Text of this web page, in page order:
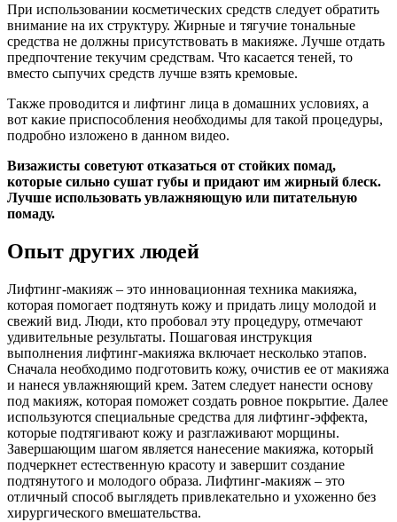
При использовании косметических средств следует обратить
внимание на их структуру. Жирные и тягучие тональные
средства не должны присутствовать в макияже. Лучше отдать
предпочтение текучим средствам. Что касается теней, то
вместо сыпучих средств лучше взять кремовые.
Также проводится и лифтинг лица в домашних условиях, а
вот какие приспособления необходимы для такой процедуры,
подробно изложено в данном видео.
Визажисты советуют отказаться от стойких помад,
которые сильно сушат губы и придают им жирный блеск.
Лучше использовать увлажняющую или питательную
помаду.
Опыт других людей
Лифтинг-макияж – это инновационная техника макияжа,
которая помогает подтянуть кожу и придать лицу молодой и
свежий вид. Люди, кто пробовал эту процедуру, отмечают
удивительные результаты. Пошаговая инструкция
выполнения лифтинг-макияжа включает несколько этапов.
Сначала необходимо подготовить кожу, очистив ее от макияжа
и нанеся увлажняющий крем. Затем следует нанести основу
под макияж, которая поможет создать ровное покрытие. Далее
используются специальные средства для лифтинг-эффекта,
которые подтягивают кожу и разглаживают морщины.
Завершающим шагом является нанесение макияжа, который
подчеркнет естественную красоту и завершит создание
подтянутого и молодого образа. Лифтинг-макияж – это
отличный способ выглядеть привлекательно и ухоженно без
хирургического вмешательства.